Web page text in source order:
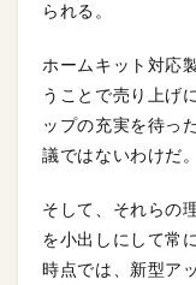
られる。
ホームキット対応
うことで売り上げ
ップの充実を待っ
議ではないわけだ。
そして、それらの
を小出しにして常
時点では、新型ア